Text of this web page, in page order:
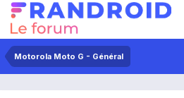
Motorola Moto G - Général